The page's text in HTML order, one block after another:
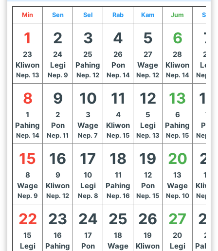
Min Sen Sel Rab Kam Jum Sab
1
23
Kliwon
Nep. 13
2
24
Legi
Nep. 9
3
25
Pahing
Nep. 12
4
26
Pon
Nep. 14
5
27
Wage
Nep. 12
6
28
Kliwon
Nep. 14
7
29
Legi
Nep.
8
1
Pahing
Nep. 14
9
2
Pon
Nep. 11
10
3
Wage
Nep. 7
11
4
Kliwon
Nep. 15
12
5
Legi
Nep. 13
13
6
Pahing
Nep. 15
14
7
Pon
Nep.
15
8
Wage
Nep. 9
16
9
Kliwon
Nep. 12
17
10
Legi
Nep. 8
18
11
Pahing
Nep. 16
19
12
Pon
Nep. 15
20
13
Wage
Nep. 10
21
14
Nep.
22
15
Legi
23
16
Pahing
24
17
Pon
25
18
Wage
26
19
Kliwon
27
20
Legi
28
21